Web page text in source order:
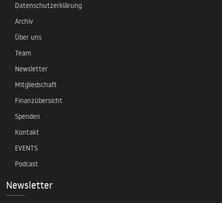
Datenschutzerklärung
Archiv
Über uns
Team
Newsletter
Mitgliedschaft
Finanzübersicht
Spenden
Kontakt
EVENTS
Podcast
Newsletter